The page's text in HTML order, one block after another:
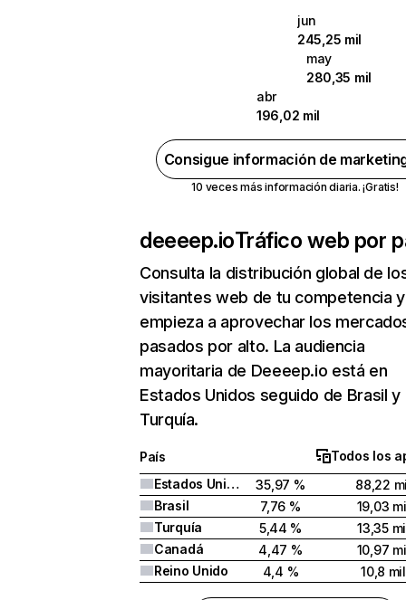
jun
245,25 mil
may
280,35 mil
abr
196,02 mil
Consigue información de
10 veces más información diaria. ¡Gratis!
deeeep.ioTráfico web por
Consulta la distribución global de
visitantes web de tu competencia y
empieza a aprovechar los
pasados por alto. La audiencia
mayoritaria de Deeeep.io está en
Estados Unidos seguido de Brasil y
Turquía.
País
Todos los
Estados Unidos
35,97 %
88,22
Brasil
7,76 %
19,03
Turquía
5,44 %
13,35
Canadá
4,47 %
10,97
Reino Unido
4,4 % 10,8 mil